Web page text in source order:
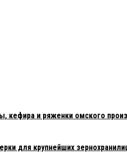
кефира и ряженки омского
для крупнейших